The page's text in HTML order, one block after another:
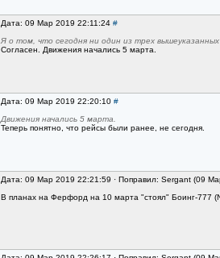
Дата: 09 Мар 2019 22:11:24 #
Я о том, что сегодня ни один из трех
Согласен. Движения начались 5 марта.
Дата: 09 Мар 2019 22:20:10 #
Движения начались 5 марта.
Теперь понятно, что рейсы были ранее, не сегодня.
Дата: 09 Мар 2019 22:21:59 · Поправил: Sergant (09
В планах на Ферфорд на 10 марта "стоял" Боинг-777